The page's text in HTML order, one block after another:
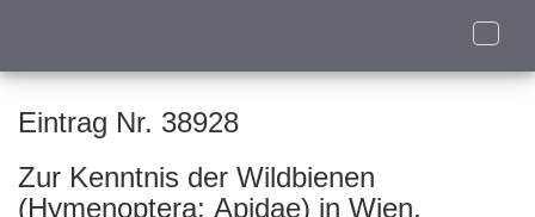
Toggle
Eintrag Nr. 38928
Zur Kenntnis der Wildbienen
(Hymenoptera: Apidae) in Wien,